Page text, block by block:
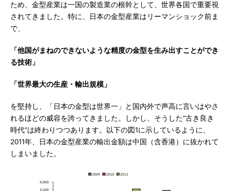
ため、金型産業は一国の製造業の根幹として、世界各国で重要視
されてきました。特に、日本の金型産業はリーマンショック前ま
で、
「他国がまねのできないような精度の金型を生み出すことができ
る技術」
「世界最大の生産・輸出規模」
を堅持し、「日本の金型は世界一」と国内外で声高に言いはやさ
れるほどの威容を誇ってきました。しかし、そうした“古き良き
時代”は終わりつつあります。以下の図1に示しているように、
2011年、日本の金型産業の輸出金額は中国（含香港）に抜かれて
しまいました。